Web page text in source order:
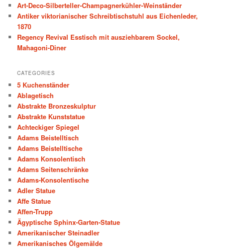
h
Art-Deco-Silberteller-Champagnerkühler-Weinständer
Antiker viktorianischer Schreibtischstuhl aus Eichenleder,
1870
Regency Revival Esstisch mit ausziehbarem Sockel,
Mahagoni-Diner
CATEGORIES
5 Kuchenständer
Ablagetisch
Abstrakte Bronzeskulptur
Abstrakte Kunststatue
Achteckiger Spiegel
Adams Beistelltisch
Adams Beistelltische
Adams Konsolentisch
Adams Seitenschränke
Adams-Konsolentische
Adler Statue
Affe Statue
Affen-Trupp
Ägyptische Sphinx-Garten-Statue
Amerikanischer Steinadler
Amerikanisches Ölgemälde